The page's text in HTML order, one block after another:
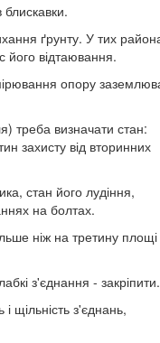
блискавки.
ґрунту. У тих
його відтаювання.
опору
треба визначати стан:
захисту від вторинних
стан його лудіння,
на болтах.
ніж на третину площі
з'єднання - закріпити.
і щільність з'єднань,